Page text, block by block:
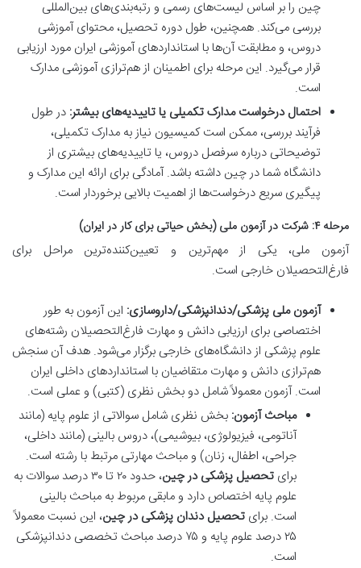
چین را بر اساس لیست‌های رسمی و رتبه‌بندی‌های بین‌المللی
بررسی می‌کند. همچنین، طول دوره تحصیل، محتوای آموزشی
دروس، و مطابقت آن‌ها با استانداردهای آموزشی ایران مورد ارزیابی
قرار می‌گیرد. این مرحله برای اطمینان از هم‌ترازی آموزشی مدارک
است.
احتمال درخواست مدارک تکمیلی یا تاییدیه‌های بیشتر: در طول
فرآیند بررسی، ممکن است کمیسیون نیاز به مدارک تکمیلی،
توضیحاتی درباره سرفصل دروس، یا تاییدیه‌های بیشتری از
دانشگاه شما در چین داشته باشد. آمادگی برای ارائه این مدارک و
پیگیری سریع درخواست‌ها از اهمیت بالایی برخوردار است.
مرحله ۴: شرکت در آزمون ملی (بخش حیاتی برای کار در ایران)
آزمون ملی، یکی از مهم‌ترین و تعیین‌کننده‌ترین مراحل برای
فارغ‌التحصیلان خارجی است.
آزمون ملی پزشکی/دندانپزشکی/داروسازی: این آزمون به طور
اختصاصی برای ارزیابی دانش و مهارت فارغ‌التحصیلان رشته‌های
علوم پزشکی از دانشگاه‌های خارجی برگزار می‌شود. هدف آن سنجش
هم‌ترازی دانش و مهارت متقاضیان با استانداردهای داخلی ایران
است. آزمون معمولاً شامل دو بخش نظری (کتبی) و عملی است.
مباحث آزمون: بخش نظری شامل سوالاتی از علوم پایه (مانند
آناتومی، فیزیولوژی، بیوشیمی)، دروس بالینی (مانند داخلی،
جراحی، اطفال، زنان) و مباحث مهارتی مرتبط با رشته است.
برای تحصیل پزشکی در چین
، حدود ۲۰ تا ۳۰ درصد سوالات به
علوم پایه اختصاص دارد و مابقی مربوط به مباحث بالینی
است. برای تحصیل دندان پزشکی در چین، این نسبت معمولاً
۲۵ درصد علوم پایه و ۷۵ درصد مباحث تخصصی دندانپزشکی
است.